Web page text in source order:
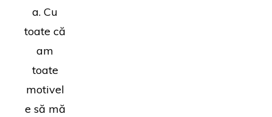
a. Cu
toate că
am
toate
motivel
e să mă